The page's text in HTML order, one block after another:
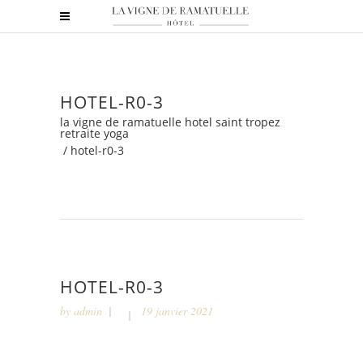
HOTEL-R0-3
la vigne de ramatuelle hotel saint tropez
retraite yoga
/ hotel-r0-3
HOTEL-R0-3
by admin 19 janvier 2021